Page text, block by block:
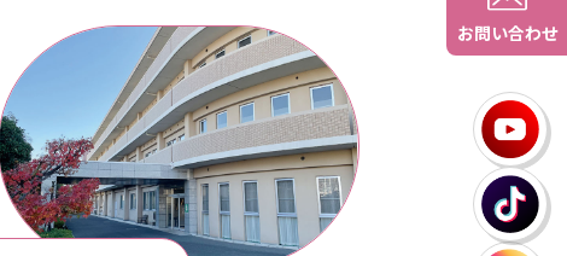
お問い合わせ